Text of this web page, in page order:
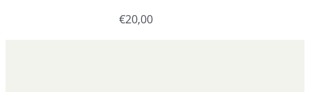
€20,00